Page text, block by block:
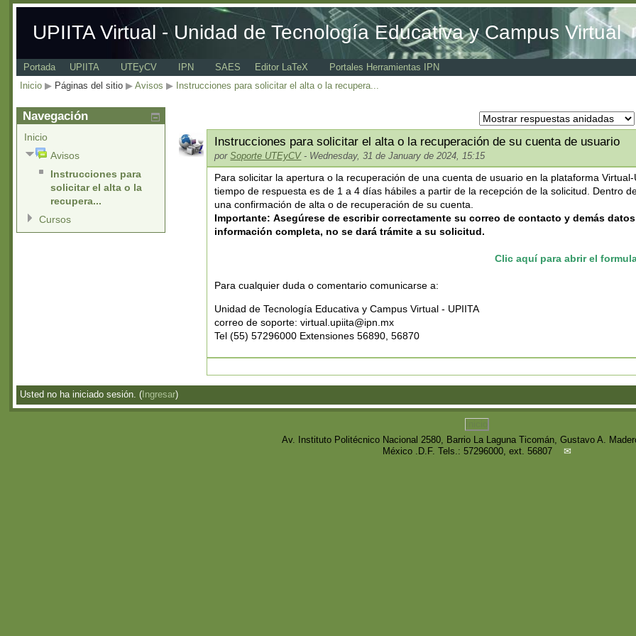
UPIITA Virtual - Unidad de Tecnología Educativa y Campus Virtual
Portada UPIITA UTEyCV IPN SAES Editor LaTeX
Portales Herramientas IPN
Inicio ▶ Páginas del sitio ▶ Avisos ▶ Instrucciones para solicitar el alta o la recupera...
Instrucciones para solicitar el alta o la recuperación de su cuenta de usuario
porSoporte UTEyCV- Wednesday, 31 de January de 2024, 15:15
Para solicitar la apertura o la recuperación de una cuenta de usuario en la plataforma
tiempo de respuesta es de 1 a 4 días hábiles a partir de la recepción de la solicitud. Dentro
una confirmación de alta o de recuperación de su cuenta.
Importante: Asegúrese de escribir correctamente su correo de contacto y demás
información completa, no se dará trámite a su solicitud.
Clic aquí para abrir el
Para cualquier duda o comentario comunicarse a:
Unidad de Tecnología Educativa y Campus Virtual - UPIITA
correo de soporte: virtual.upiita@ipn.mx
Tel (55) 57296000 Extensiones 56890, 56870
Navegación
Inicio
Avisos
Instrucciones para
solicitar el alta o la
recupera...
Cursos
Usted no ha iniciado sesión. ( Ingresar)
Av. Instituto Politécnico Nacional 2580, Barrio La Laguna Ticomán, Gustavo A.
México .D.F. Tels.: 57296000, ext. 56807 ✉